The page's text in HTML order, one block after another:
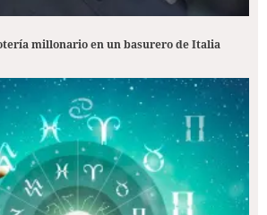
millonario en un basurero de Italia